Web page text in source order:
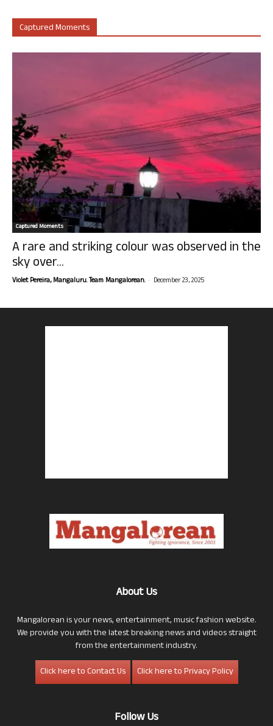
Captured Moments
Captured Moments
A rare and striking colour was observed in the
sky over...
Violet Pereira, Mangaluru. Team Mangalorean. - December 23, 2025
About Us
Mangalorean is your news, entertainment, music fashion website.
We provide you with the latest breaking news and videos straight
from the entertainment industry.
Click here to Contact Us
Click here to Privacy Policy
Follow Us